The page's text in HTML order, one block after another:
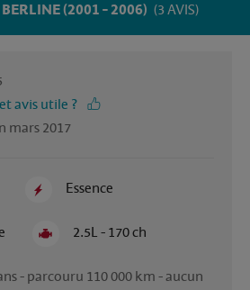
(2001 - 2006) (3 AVIS)
avis utile ?
mars 2017
Essence
2.5L - 170 ch
- parcouru 110 000 km - aucun